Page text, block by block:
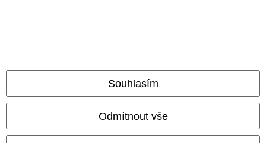
Souhlasím
Odmítnout vše
Naše online obchody
EMP International